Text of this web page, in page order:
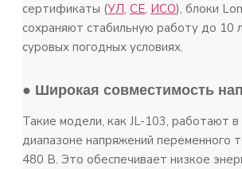
сертификаты (УЛ, СЕ, ИСО), блоки
сохраняют стабильную работу до
суровых погодных условиях.
● Широкая совместимость
Такие модели, как JL-103, работают
диапазоне напряжений переменного
480 В. Это обеспечивает низкое